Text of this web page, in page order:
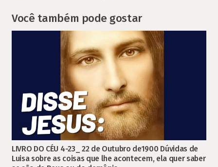
Você também pode gostar
LIVRO DO CÉU 4-23_ 22 de Outubro de1900 Dúvidas de
Luisa sobre as coisas que lhe acontecem, ela quer saber